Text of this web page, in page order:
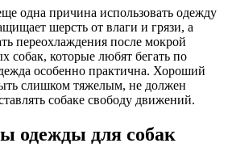
одна причина использовать одежду
шерсть от влаги и грязи, а
переохлаждения после мокрой
собак, которые любят бегать по
особенно практична. Хороший
слишком тяжелым, не должен
собаке свободу движений.
одежды для собак